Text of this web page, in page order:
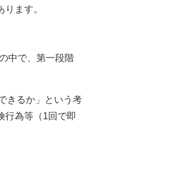
ます。
中で、第一段階
きるか」という考
行為等（1回で即